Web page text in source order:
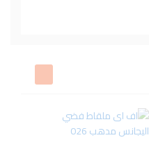
LA ROCHE-
POSAY
DR-RASHEL